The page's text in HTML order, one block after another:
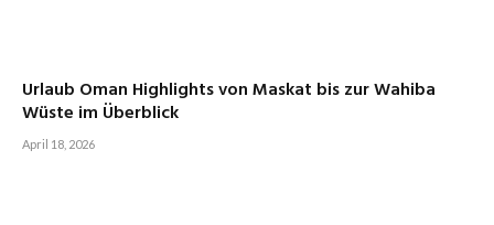
Urlaub Oman Highlights von Maskat bis zur Wahiba
Wüste im Überblick
April 18, 2026